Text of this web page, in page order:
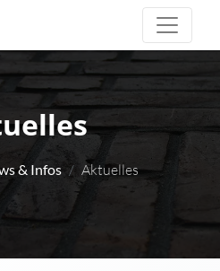
& Infos Aktuelles